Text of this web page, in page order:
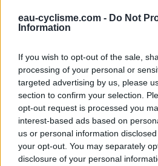
eau-cyclisme.com - Do Not
Information
If you wish to opt-out of the sale,
processing of your personal or
targeted advertising by us, please
section to confirm your selection.
opt-out request is processed you
interest-based ads based on
us or personal information
your opt-out. You may separately
disclosure of your personal